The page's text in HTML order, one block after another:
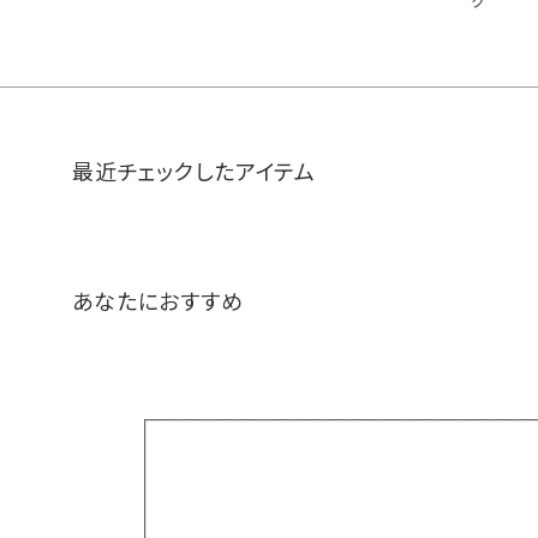
ク
最近チェックしたアイテム
あなたにおすすめ